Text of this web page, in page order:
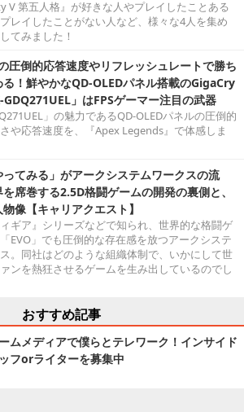
V 第五人格』が好きな人やプレイしたことある
レイしたことがない人など、様々な4人を集め
てみました！
圧倒的応答速度やリフレッシュレートで勝ち
る！鮮やかなQD-OLEDパネル搭載のGigaCry
」はFPSゲーマー注目の武器
」の魅力であるQD-OLEDパネルの圧倒的
や応答速度を、『Apex Legends』で体感しま
ってみる」がアークシステムワークスの流
席巻する2.5D格闘ゲームの開発の裏側と、
像【キャリアクエスト】
ィギア』シリーズなどで知られ、世界的な格闘ゲ
EVO」でも圧倒的な存在感を放つアークシステ
。同社はどのような組織体制で、いかにして世
ンを熱狂させるゲームを生み出しているのでし
おすすめ記事
ムメディアで僕らとテレワーク！インサイド
フorライターを募集中